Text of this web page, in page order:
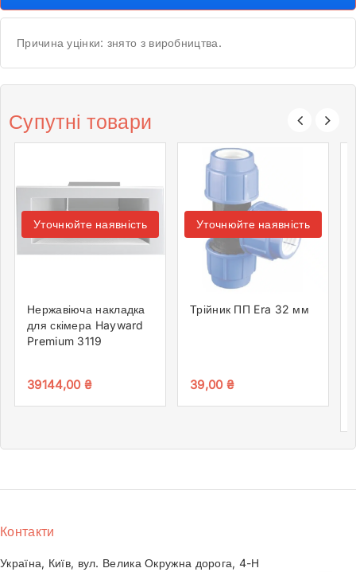
Причина уцінки: знято з виробництва.
Супутні товари
Уточнюйте наявність
Нержавіюча накладка
для скімера Hayward
Premium 3119
39144,00 ₴
Уточнюйте наявність
Трійник ПП Era 32 мм
39,00 ₴
Контакти
Україна, Київ, вул. Велика Окружна дорога, 4-Н